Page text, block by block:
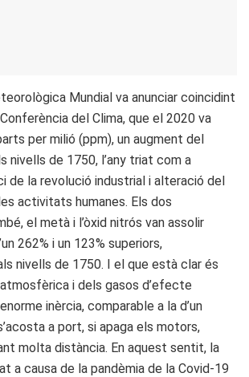
Mundial va anunciar coincidint
del Clima, que el 2020 va
per milió (ppm), un augment del
nivells de 1750, l’any triat com a
de la revolució industrial i alteració del
activitats humanes. Els dos
el metà i l’òxid nitrós van assolir
262% i un 123% superiors,
nivells de 1750. I el que està clar és
i dels gasos d’efecte
inèrcia, comparable a la d’un
a port, si apaga els motors,
molta distància. En aquest sentit, la
a causa de la pandèmia de la Covid-19